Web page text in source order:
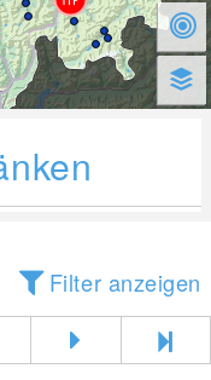
Filter anzeigen